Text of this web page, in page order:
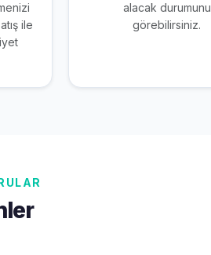
ile
alacak durumunu
görebilirsiniz.